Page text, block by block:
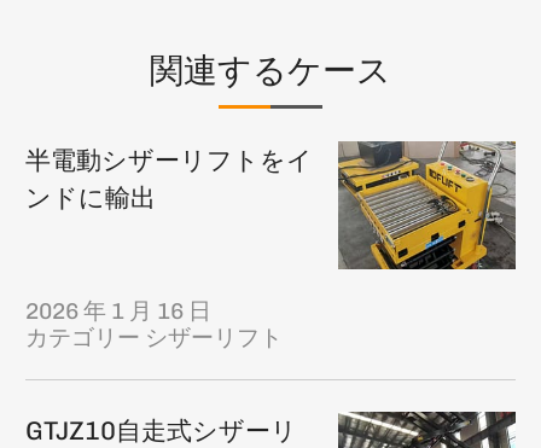
関連するケース
半電動シザーリフトをイ
ンドに輸出
2026 年 1 月 16 日
カテゴリー シザーリフト
GTJZ10自走式シザーリ